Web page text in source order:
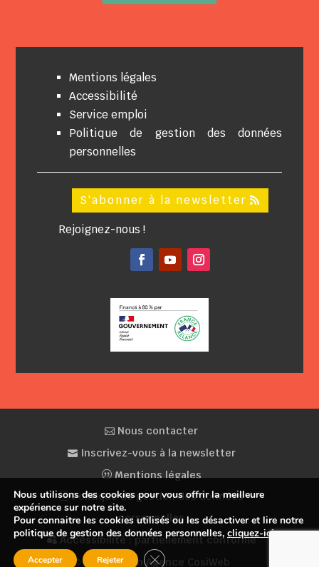
Mentions légales
Accessibilité
Service emploi
Politique de gestion des données
personnelles
S'abonner à la newsletter
Rejoignez-nous !
Nous contacter
Inscrivez-vous à la newsletter
Mentions légales
Politique de gestion des données
personnelles
Accessibilité : partiellement conforme
© Conception Agence CosiWeb
Nous utilisons des cookies pour vous offrir la meilleure
expérience sur notre site.
Pour connaitre les cookies utilisés ou les désactiver et lire notre
politique de gestion des données personnelles, cliquez-ici.
Accepter Rejeter Fermer la bannière des cookies